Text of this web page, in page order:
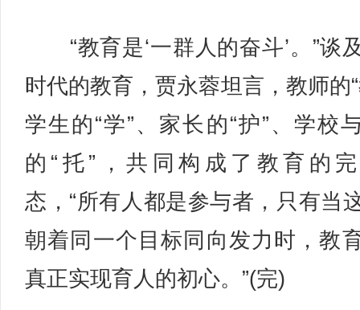
“教育是‘一群人的奋斗’。”谈
时代的教育，贾永蓉坦言，教师的
学生的“学”、家长的“护”、学校
的“托”，共同构成了教育的
态，“所有人都是参与者，只有当
朝着同一个目标同向发力时，教
真正实现育人的初心。”(完)